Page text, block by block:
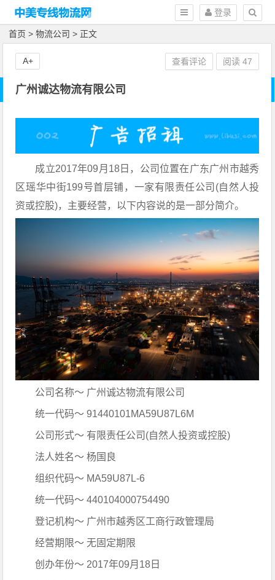
登录
首页 >物流公司 > 正文
广州诚达物流有限公司
成立2017年09月18日，公司位置在广东广州市越秀
区瑶华中街199号首层铺，一家有限责任公司(自然人投
资或控股)，主要经营，以下内容说的是一部分简介。
公司名称～ 广州诚达物流有限公司
统一代码～ 91440101MA59U87L6M
公司形式～ 有限责任公司(自然人投资或控股)
法人姓名～ 杨国良
组织代码～ MA59U87L-6
统一代码～ 440104000754490
登记机构～ 广州市越秀区工商行政管理局
经营期限～ 无固定期限
创办年份～ 2017年09月18日
查看评论 阅读47
A+